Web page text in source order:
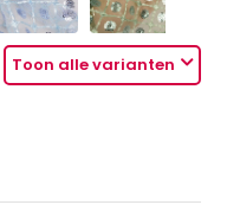
Toon alle varianten